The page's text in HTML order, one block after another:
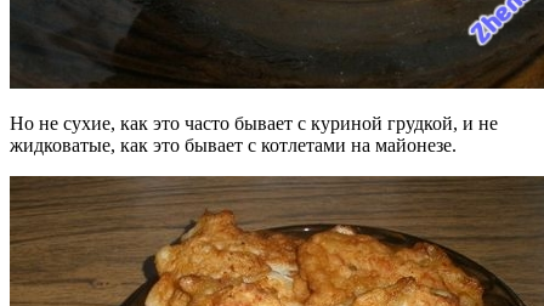
Но не сухие, как это часто бывает с куриной грудкой, и не
жидковатые, как это бывает с котлетами на майонезе.